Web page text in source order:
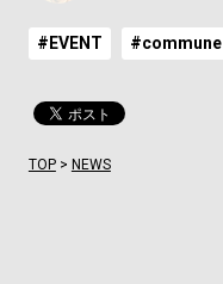
#EVENT #commune
TOP> NEWS